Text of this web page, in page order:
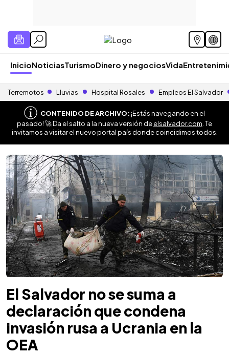
InicioNoticiasTurismoDinero y negociosVida
Terremotos Lluvias Hospital Rosales Empleos El Salvador
CONTENIDO DE ARCHIVO:¡Estás navegando en el
pasado! 🚀 Da el salto a la nueva versión deelsalvador.com . Te
invitamos a visitar el nuevo portal país donde coincidimos todos.
El Salvador no se suma a
declaración que condena
invasión rusa a Ucrania en la
OEA